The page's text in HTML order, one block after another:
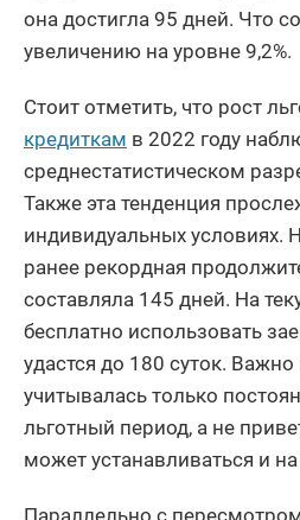
она достигла 95 дней. Что
увеличению на уровне 9,2%.
Стоит отметить, что рост
кредиткам в 2022 году
среднестатистическом
Также эта тенденция
индивидуальных условиях.
ранее рекордная
составляла 145 дней. На
бесплатно использовать
удастся до 180 суток.
учитывалась только
льготный период, а не
может устанавливаться и
Параллельно с